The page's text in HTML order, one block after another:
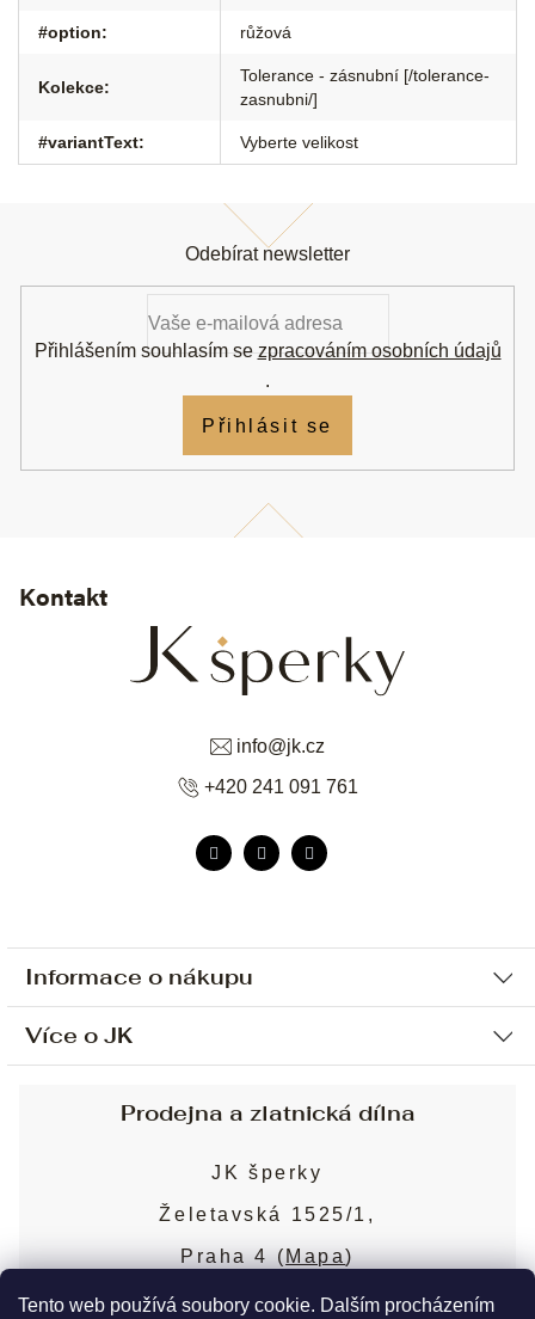
Tento web používá soubory cookie. Dalším procházením
#option: růžová
Kolekce:
Tolerance - zásnubní [/tolerance-
zasnubni/]
#variantText: Vyberte velikost
Informace o nákupu
Ochrana osobních údajů
Sjednání osobní schůzky
Obchodní podmínky
Puncovní značky
Více o JK
Blog
Nejčastější dotazy
Kontakt
info@jk.cz
+420 241 091 761
Odebírat newsletter
Přihlášením souhlasím se zpracováním osobních údajů
.
Přihlásit se
Prodejna a zlatnická dílna
JK šperky
Želetavská 1525/1,
Praha 4 ( Mapa)
Více o prodejně